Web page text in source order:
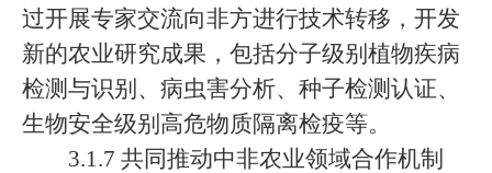
过开展专家交流向非方进行技术转移，开发
新的农业研究成果，包括分子级别植物疾病
检测与识别、病虫害分析、种子检测认证、
生物安全级别高危物质隔离检疫等。
3.1.7 共同推动中非农业领域合作机制